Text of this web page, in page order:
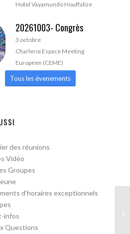
Hotel Vayamundo Houffalize
20261003- Congrès
3 octobre
Charleroi Espace Meeting
Européen (CEME)
Tous les évenements
des réunions
Vidéo
Groupes
d’horaires exceptionnels
infos
Questions